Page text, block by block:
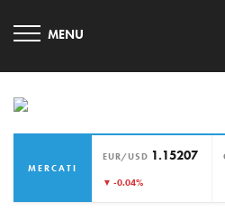
MERCATI
EUR/USD 1.15207
▼ -0.04%